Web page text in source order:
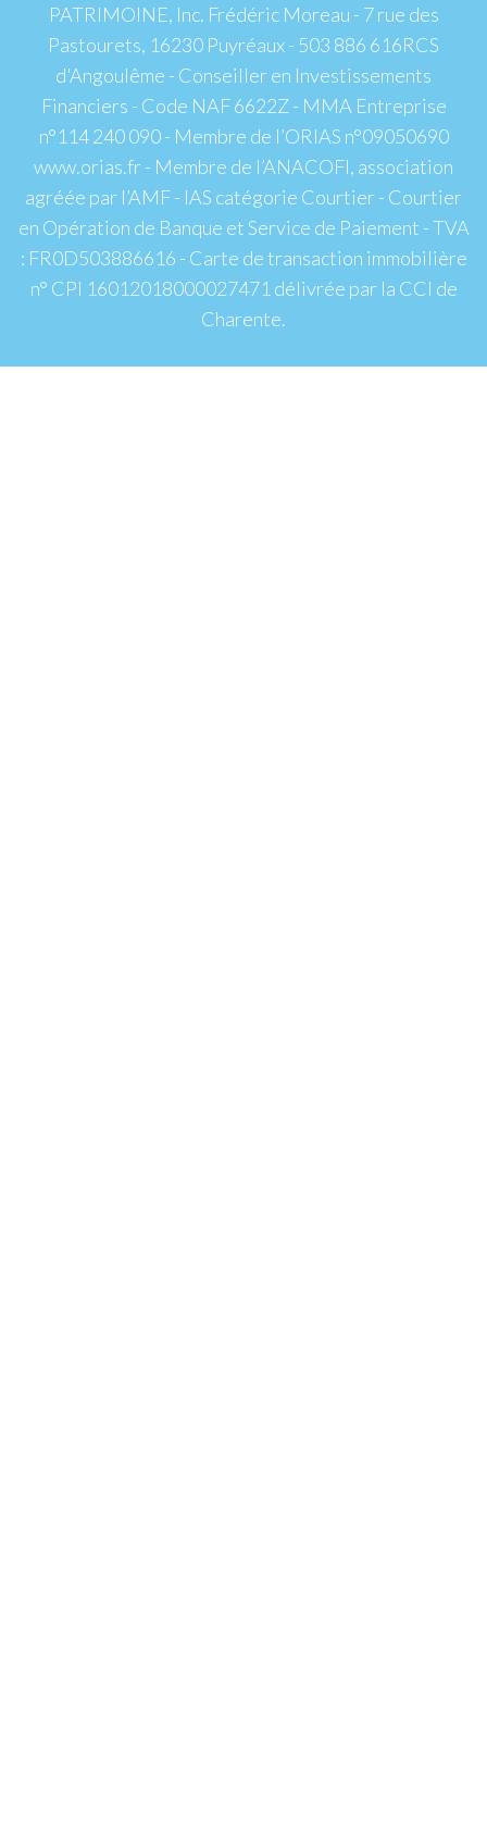
PATRIMOINE, Inc. Frédéric Moreau - 7 rue des
Pastourets, 16230 Puyréaux - 503 886 616RCS
d'Angoulême - Conseiller en Investissements
Financiers - Code NAF 6622Z - MMA Entreprise
n°114 240 090 - Membre de l’ORIAS n°09050690
www.orias.fr - Membre de l’ANACOFI, association
agréée par l’AMF - IAS catégorie Courtier - Courtier
en Opération de Banque et Service de Paiement - TVA
: FR0D503886616 - Carte de transaction immobilière
n° CPI 16012018000027471 délivrée par la CCI de
Charente.